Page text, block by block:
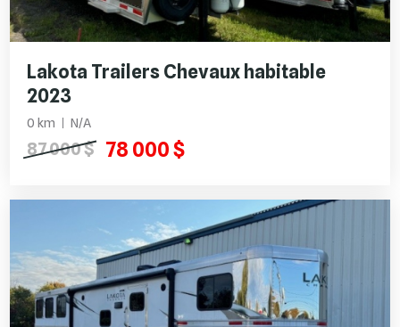
Lakota Trailers Chevaux habitable
2023
0 km N/A
87 000 $ 78 000 $